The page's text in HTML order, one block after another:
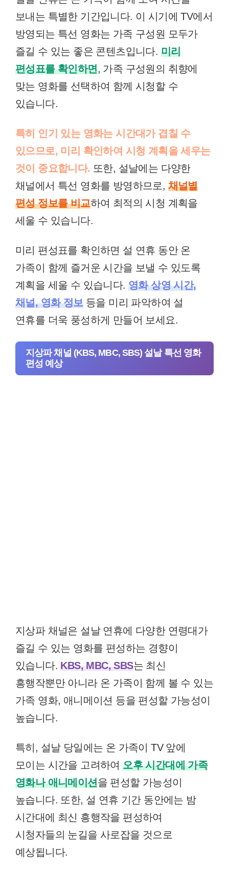
보내는 특별한 기간입니다. 이 시기에 TV에서
방영되는 특선 영화는 가족 구성원 모두가
즐길 수 있는 좋은 콘텐츠입니다. 미리
편성표를 확인하면, 가족 구성원의 취향에
맞는 영화를 선택하여 함께 시청할 수
있습니다.
특히 인기 있는 영화는 시간대가 겹칠 수
있으므로, 미리 확인하여 시청 계획을 세우는
것이 중요합니다. 또한, 설날에는 다양한
채널에서 특선 영화를 방영하므로, 채널별
편성 정보를 비교하여 최적의 시청 계획을
세울 수 있습니다.
미리 편성표를 확인하면 설 연휴 동안 온
가족이 함께 즐거운 시간을 보낼 수 있도록
계획을 세울 수 있습니다.영화 상영 시간,
채널, 영화 정보등을 미리 파악하여 설
연휴를 더욱 풍성하게 만들어 보세요.
지상파 채널 (KBS, MBC, SBS) 설날 특선 영화
편성 예상
지상파 채널은 설날 연휴에 다양한 연령대가
즐길 수 있는 영화를 편성하는 경향이
있습니다. KBS, MBC, SBS는 최신
흥행작뿐만 아니라 온 가족이 함께 볼 수 있는
가족 영화, 애니메이션 등을 편성할 가능성이
높습니다.
특히, 설날 당일에는 온 가족이 TV 앞에
모이는 시간을 고려하여오후 시간대에 가족
영화나 애니메이션을 편성할 가능성이
높습니다. 또한, 설 연휴 기간 동안에는 밤
시간대에 최신 흥행작을 편성하여
시청자들의 눈길을 사로잡을 것으로
예상됩니다.